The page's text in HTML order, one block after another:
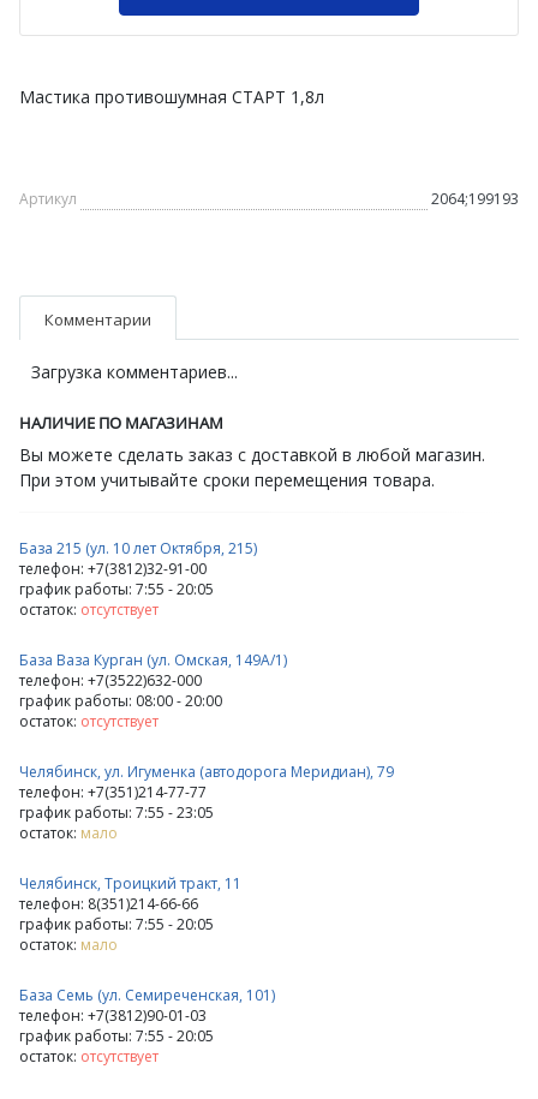
Мастика противошумная СТАРТ 1,8л
Артикул 2064;199193
Комментарии
Загрузка комментариев...
НАЛИЧИЕ ПО МАГАЗИНАМ
Вы можете сделать заказ с доставкой в любой магазин.
При этом учитывайте сроки перемещения товара.
База 215 (ул. 10 лет Октября, 215)
телефон: +7(3812)32-91-00
график работы: 7:55 - 20:05
остаток: отсутствует
База Ваза Курган (ул. Омская, 149А/1)
телефон: +7(3522)632-000
график работы: 08:00 - 20:00
остаток: отсутствует
Челябинск, ул. Игуменка (автодорога Меридиан), 79
телефон: +7(351)214-77-77
график работы: 7:55 - 23:05
остаток: мало
Челябинск, Троицкий тракт, 11
телефон: 8(351)214-66-66
график работы: 7:55 - 20:05
остаток: мало
База Семь (ул. Семиреченская, 101)
телефон: +7(3812)90-01-03
график работы: 7:55 - 20:05
остаток: отсутствует